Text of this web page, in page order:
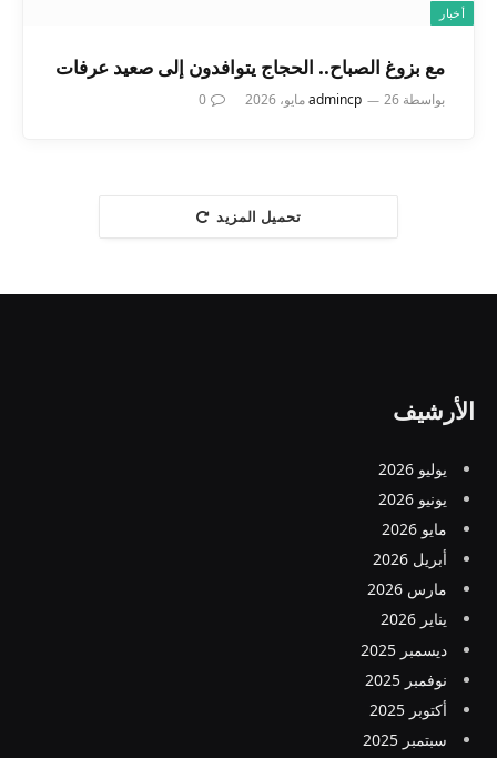
أخبار
مع بزوغ الصباح.. الحجاج يتوافدون إلى صعيد عرفات
بواسطة admincp 26 مايو، 2026 0
تحميل المزيد
الأرشيف
يوليو 2026
يونيو 2026
مايو 2026
أبريل 2026
مارس 2026
يناير 2026
ديسمبر 2025
نوفمبر 2025
أكتوبر 2025
سبتمبر 2025